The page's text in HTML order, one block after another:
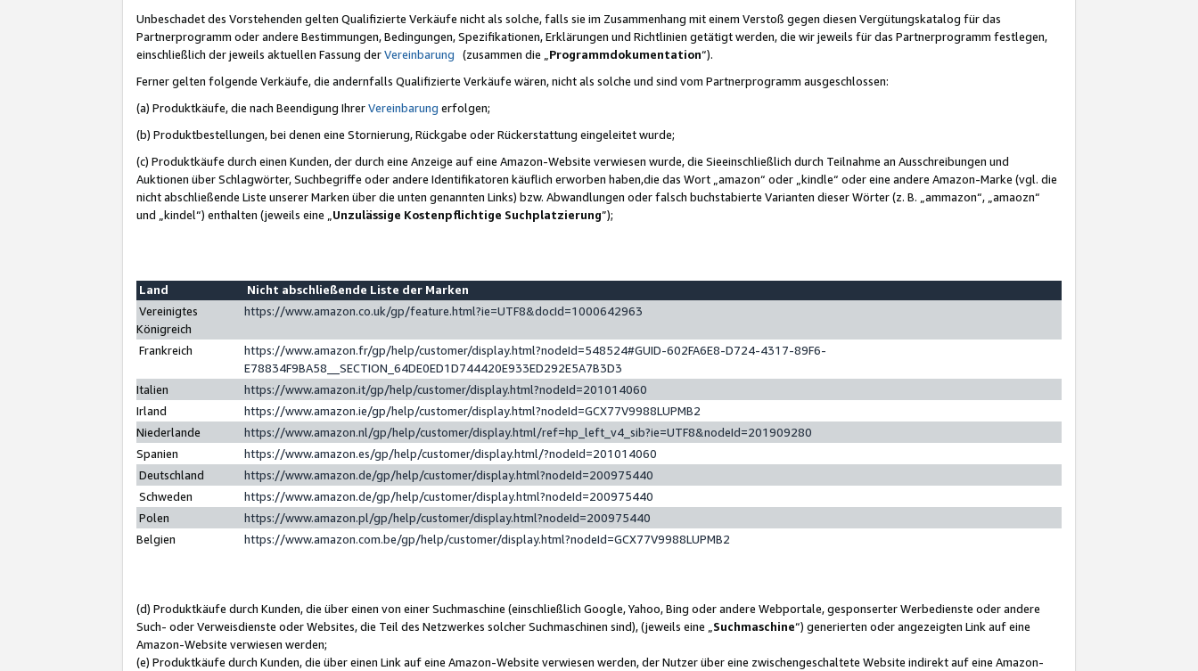
Unbeschadet des Vorstehenden gelten Qualifizierte Verkäufe nicht als solche, falls sie im Zusammenhang mit einem Verstoß gegen diesen Vergütungskatalog für das
Partnerprogramm oder andere Bestimmungen, Bedingungen, Spezifikationen, Erklärungen und Richtlinien getätigt werden, die wir jeweils für das Partnerprogramm festlegen,
einschließlich der jeweils aktuellen Fassung derVereinbarung (zusammen die „ Programmdokumentation“).
Ferner gelten folgende Verkäufe, die andernfalls Qualifizierte Verkäufe wären, nicht als solche und sind vom Partnerprogramm ausgeschlossen:
(a) Produktkäufe, die nach Beendigung IhrerVereinbarung erfolgen;
(b) Produktbestellungen, bei denen eine Stornierung, Rückgabe oder Rückerstattung eingeleitet wurde;
(c) Produktkäufe durch einen Kunden, der durch eine Anzeige auf eine Amazon-Website verwiesen wurde, die Sieeinschließlich durch Teilnahme an Ausschreibungen und
Auktionen über Schlagwörter, Suchbegriffe oder andere Identifikatoren käuflich erworben haben,die das Wort „amazon“ oder „kindle“ oder eine andere Amazon-Marke (vgl. die
nicht abschließende Liste unserer Marken über die unten genannten Links) bzw. Abwandlungen oder falsch buchstabierte Varianten dieser Wörter (z. B. „ammazon“, „amaozn“
und „kindel“) enthalten (jeweils eine „ Unzulässige Kostenpflichtige Suchplatzierung”);
Land
Nicht abschließende Liste der Marken
Vereinigtes
Königreich
https://www.amazon.co.uk/gp/feature.html?ie=UTF8&docId=1000642963
Frankreich
https://www.amazon.fr/gp/help/customer/display.html?nodeId=548524#GUID-602FA6E8-D724-4317-89F6-
E78834F9BA58__SECTION_64DE0ED1D744420E933ED292E5A7B3D3
Italien
https://www.amazon.it/gp/help/customer/display.html?nodeId=201014060
Irland
https://www.amazon.ie/gp/help/customer/display.html?nodeId=GCX77V9988LUPMB2
Niederlande
https://www.amazon.nl/gp/help/customer/display.html/ref=hp_left_v4_sib?ie=UTF8&nodeId=201909280
Spanien
https://www.amazon.es/gp/help/customer/display.html/?nodeId=201014060
Deutschland
https://www.amazon.de/gp/help/customer/display.html?nodeId=200975440
Schweden
https://www.amazon.de/gp/help/customer/display.html?nodeId=200975440
Polen
https://www.amazon.pl/gp/help/customer/display.html?nodeId=200975440
Belgien
https://www.amazon.com.be/gp/help/customer/display.html?nodeId=GCX77V9988LUPMB2
(d) Produktkäufe durch Kunden, die über einen von einer Suchmaschine (einschließlich Google, Yahoo, Bing oder andere Webportale, gesponserter Werbedienste oder andere
Such- oder Verweisdienste oder Websites, die Teil des Netzwerkes solcher Suchmaschinen sind), (jeweils eine „ Suchmaschine“) generierten oder angezeigten Link auf eine
Amazon-Website verwiesen werden;
(e) Produktkäufe durch Kunden, die über einen Link auf eine Amazon-Website verwiesen werden, der Nutzer über eine zwischengeschaltete Website indirekt auf eine Amazon-